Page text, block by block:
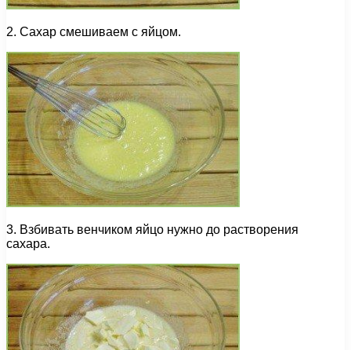
2. Сахар смешиваем с яйцом.
3. Взбивать венчиком яйцо нужно до растворения
сахара.